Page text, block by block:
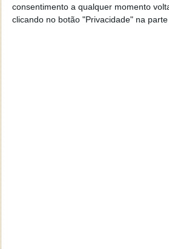
consentimento a qualquer momento
clicando no botão "Privacidade" na
Licença: Freeware